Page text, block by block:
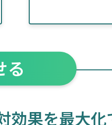
る
効果を最大化